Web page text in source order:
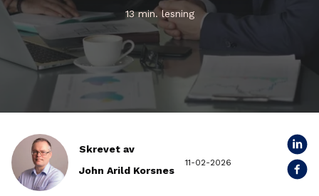
13 min. lesning
Skrevet av
John Arild Korsnes
11-02-2026